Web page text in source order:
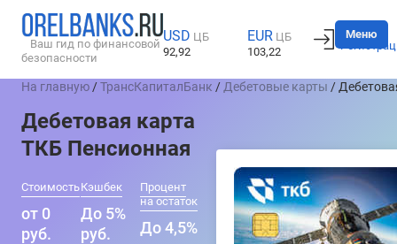
Ваш гид по финансовой
безопасности
USD ЦБ
92,92
EUR ЦБ
103,22
Вход
Меню
На главную /ТрансКапиталБанк / Дебетовые карты /
Дебетовая карта
ТКБ Пенсионная
Стоимость
от 0
руб.
Кэшбек
До 5%
руб.
Процент
на остаток
До 4,5%